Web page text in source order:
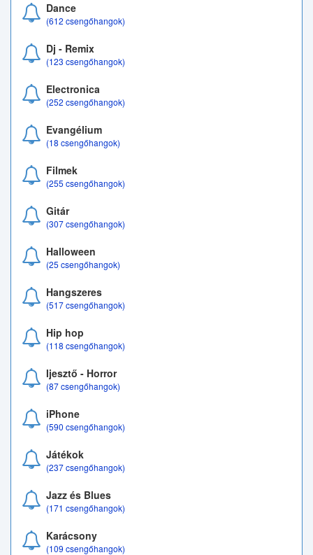
Dance
(612 csengőhangok)
Dj - Remix
(123 csengőhangok)
Electronica
(252 csengőhangok)
Evangélium
(18 csengőhangok)
Filmek
(255 csengőhangok)
Gitár
(307 csengőhangok)
Halloween
(25 csengőhangok)
Hangszeres
(517 csengőhangok)
Hip hop
(118 csengőhangok)
Ijesztő - Horror
(87 csengőhangok)
iPhone
(590 csengőhangok)
Játékok
(237 csengőhangok)
Jazz és Blues
(171 csengőhangok)
Karácsony
(109 csengőhangok)